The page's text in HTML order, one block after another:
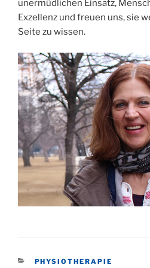
unermüdlichen Einsatz,
Exzellenz und freuen uns, sie
Seite zu wissen.
KATEGORIEN
PHYSIOTHERAPIE